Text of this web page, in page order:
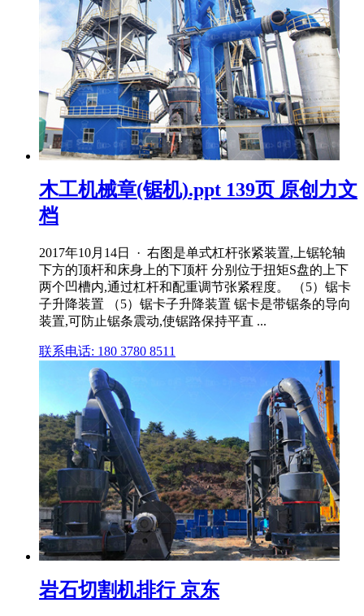
木工机械章(锯机).ppt 139页 原创力文
档
2017年10月14日 · 右图是单式杠杆张紧装置,上锯轮轴
下方的顶杆和床身上的下顶杆 分别位于扭矩S盘的上下
两个凹槽内,通过杠杆和配重调节张紧程度。 （5）锯卡
子升降装置 （5）锯卡子升降装置 锯卡是带锯条的导向
装置,可防止锯条震动,使锯路保持平直 ...
联系电话: 180 3780 8511
岩石切割机排行 京东